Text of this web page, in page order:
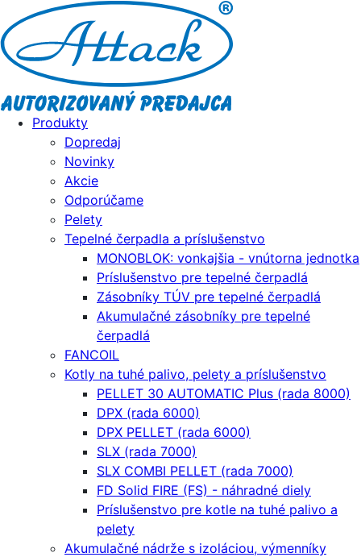
Produkty
Dopredaj
Novinky
Akcie
Odporúčame
Pelety
Tepelné čerpadla a príslušenstvo
MONOBLOK: vonkajšia - vnútorna jednotka
Príslušenstvo pre tepelné čerpadlá
Zásobníky TÚV pre tepelné čerpadlá
Akumulačné zásobníky pre tepelné
čerpadlá
FANCOIL
Kotly na tuhé palivo, pelety a príslušenstvo
PELLET 30 AUTOMATIC Plus (rada 8000)
DPX (rada 6000)
DPX PELLET (rada 6000)
SLX (rada 7000)
SLX COMBI PELLET (rada 7000)
FD Solid FIRE (FS) - náhradné diely
Príslušenstvo pre kotle na tuhé palivo a
pelety
Akumulačné nádrže s izoláciou, výmenníky